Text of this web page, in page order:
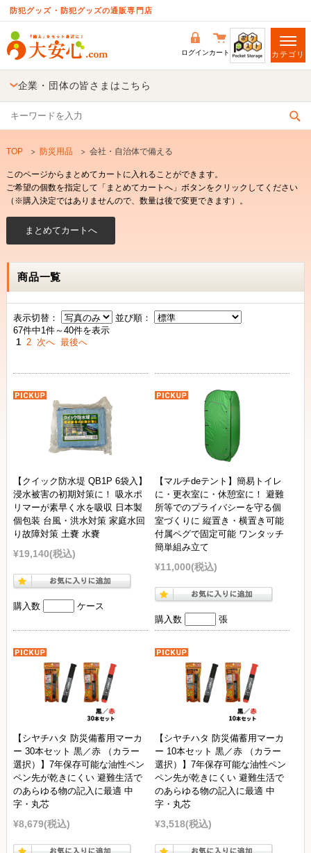
防犯グッズ・防犯グッズの通販専門店
ログインカート カテゴリ
企業・団体の皆さまはこちら
TOP 防災用品 会社・自治体で備える
このページからまとめてカートに入れることができます。
ご希望の個数を指定して「まとめてカートへ」ボタンをクリックしてください
（※購入決定ではありませんので、数量は後で変更できます）。
表示切替：
並び順：
67件中1件～40件を表示
1 2 次へ 最後へ
商品一覧
【クイック防水堤 QB1P 6袋入】
浸水被害の初期対策に！ 吸水ポ
リマーが素早く水を吸収 日本製
個包装 台風・洪水対策 家庭水回
り故障対策 土嚢 水嚢
¥19,140(税込)
購入数 ケース
【マルチdeテント】簡易トイレ
に・更衣室に・休憩室に！ 避難
所等でのプライバシーを守る個
室づくりに 縦置き・横置き可能
付属ペグで固定可能 ワンタッチ
簡単組み立て
¥11,000(税込)
購入数 張
【シヤチハタ 防災備蓄用マーカ
ー 30本セット 黒／赤 （カラー
選択）】7年保存可能な油性ペン
ペン先が乾きにくい 避難生活で
のあらゆる物の記入に最適 中
字・丸芯
¥8,679(税込)
【シヤチハタ 防災備蓄用マーカ
ー 10本セット 黒／赤 （カラー
選択）】7年保存可能な油性ペン
ペン先が乾きにくい 避難生活で
のあらゆる物の記入に最適 中
字・丸芯
¥3,518(税込)